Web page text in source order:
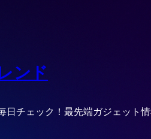
ンド
日チェック！最先端ガジェット